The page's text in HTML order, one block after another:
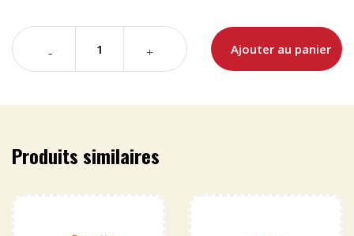
Ajouter au panier
Produits similaires